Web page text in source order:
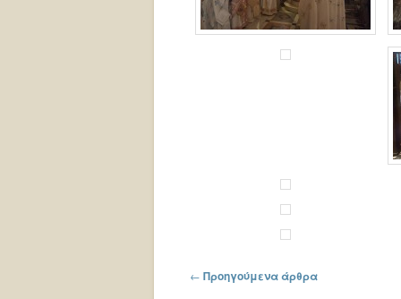
Πλοήγηση στα άρθρα
← Προηγούμενα άρθρα